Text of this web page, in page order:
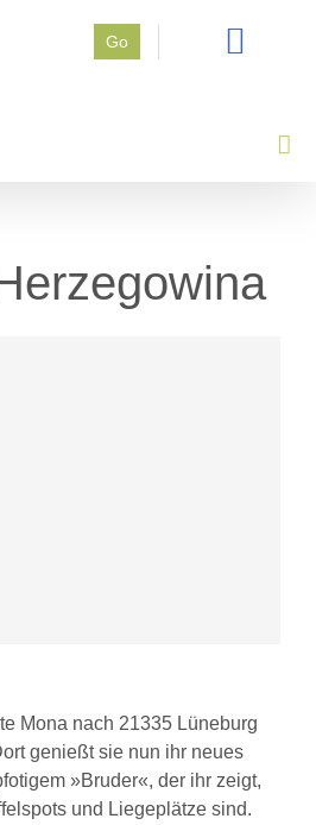
Go
Mona nach 21335 Lüneburg
genießt sie nun ihr neues
»Bruder«, der ihr zeigt,
und Liegeplätze sind.